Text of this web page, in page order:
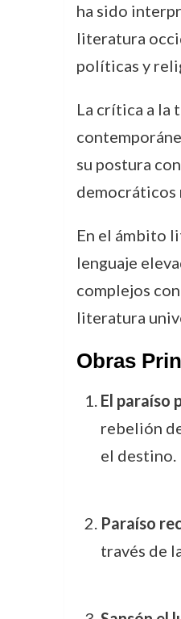
ha sido
literatura
políticas y
La crítica a la
su postura
democráticos
En el ámbito
lenguaje
complejos
literatura
Obras
El paraíso
rebelión
el destino.
Paraíso
través de